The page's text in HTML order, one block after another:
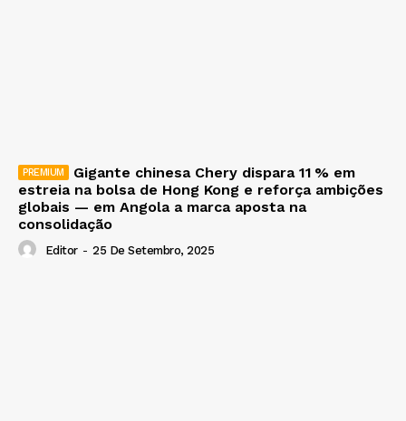
Gigante chinesa Chery dispara 11 % em
estreia na bolsa de Hong Kong e reforça ambições
globais — em Angola a marca aposta na
consolidação
Editor - 25 De Setembro, 2025